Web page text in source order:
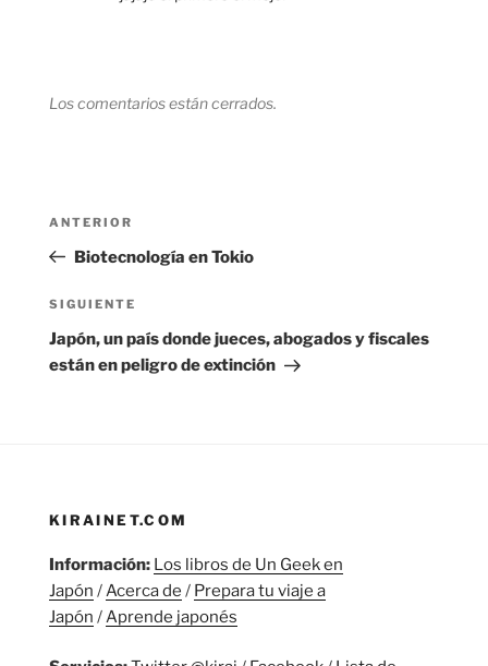
Los comentarios están cerrados.
Navegación
entradas
Entrada
anterior:
ANTERIOR
Biotecnología en Tokio
Siguiente
entrada
SIGUIENTE
Japón, un país donde jueces, abogados y fiscales
están en peligro de extinción
KIRAINET.COM
Información: Los libros de Un Geek en
Japón /Acerca de / Prepara tu viaje a
Japón /Aprende japonés